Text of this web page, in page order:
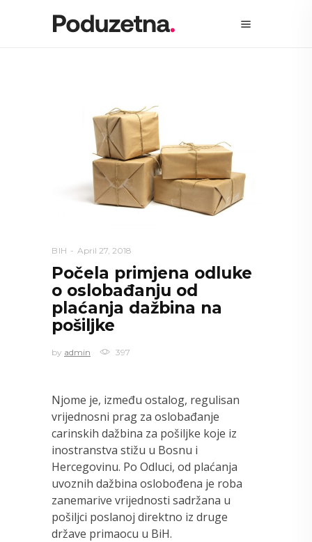
BIH April 27, 2018
Počela primjena odluke
o oslobađanju od
plaćanja dažbina na
pošiljke
by admin 397
Njome je, između ostalog, regulisan
vrijednosni prag za oslobađanje
carinskih dažbina za pošiljke koje iz
inostranstva stižu u Bosnu i
Hercegovinu. Po Odluci, od plaćanja
uvoznih dažbina oslobođena je roba
zanemarive vrijednosti sadržana u
pošiljci poslanoj direktno iz druge
države primaocu u BiH.